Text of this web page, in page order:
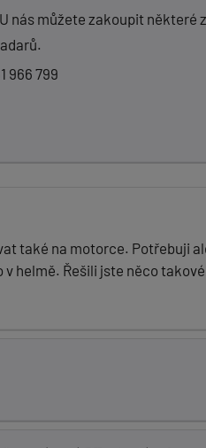
nás můžete zakoupit některé
966 799
také na motorce. Potřebuji
helmě. Řešili jste něco